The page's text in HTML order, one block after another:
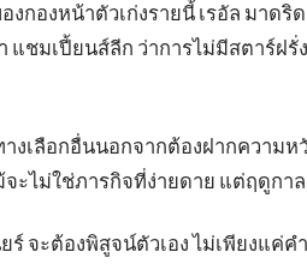
กองหน้าตัวเก่งรายนี้ เรอัล มาด
แชมเปี้ยนส์ลีก ว่าการไม่มีสตาร์ฝรั่
งเลือกอื่นนอกจากต้องฝากความห
จะไม่ใช่ภารกิจที่ง่ายดาย แต่ฤดูกา
ร์ จะต้องพิสูจน์ตัวเอง ไม่เพียงแค่